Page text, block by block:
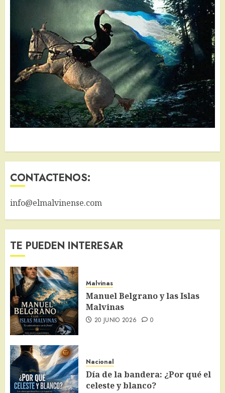
CONTACTENOS:
info@elmalvinense.com
TE PUEDEN INTERESAR
Malvinas
Manuel Belgrano y las Islas
Malvinas
20 JUNIO 2026 0
Nacional
Día de la bandera: ¿Por qué el
celeste y blanco?